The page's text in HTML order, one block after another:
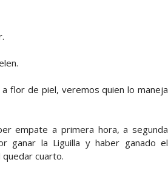
flor de piel, veremos quien lo maneja
empate a primera hora, a segunda
ganar la Liguilla y haber ganado el
quedar cuarto.